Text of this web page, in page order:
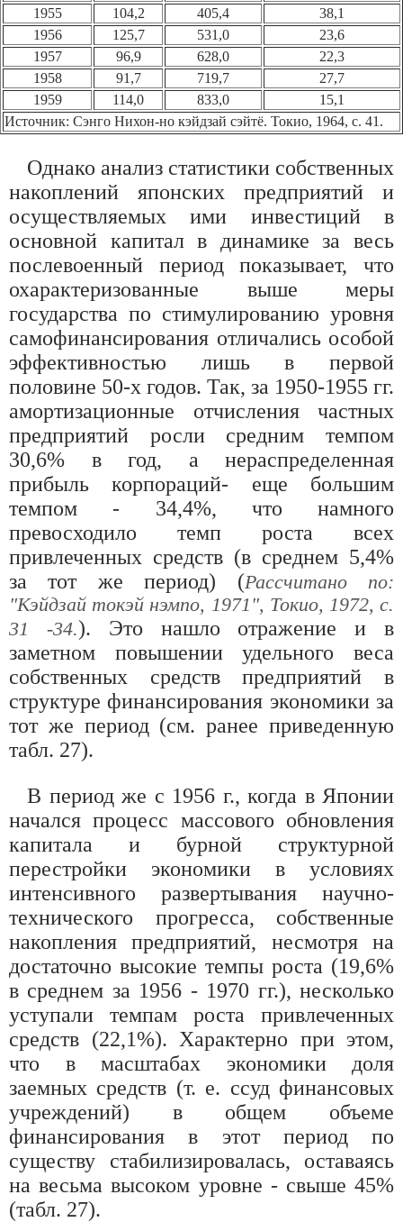
1955 104,2 405,4
38,1
1956
125,7 531,0
23,6
1957
96,9 628,0
22,3
1958
91,7 719,7
27,7
1959
114,0 833,0
15,1
Источник: Сэнго Нихон-но кэйдзай сэйтё. Токио, 1964, с. 41.
Однако анализ статистики собственных
накоплений японских предприятий и
осуществляемых ими инвестиций в
основной капитал в динамике за весь
послевоенный период показывает, что
охарактеризованные выше меры
государства по стимулированию уровня
самофинансирования отличались особой
эффективностью лишь в первой
половине 50-х годов. Так, за 1950-1955 гг.
амортизационные отчисления частных
предприятий росли средним темпом
30,6% в год, а нераспределенная
прибыль корпораций- еще большим
темпом - 34,4%, что намного
превосходило темп роста всех
привлеченных средств (в среднем 5,4%
за тот же период) (Рассчитано по:
"Кэйдзай токэй нэмпо, 1971", Токио, 1972, с.
31 -34.). Это нашло отражение и в
заметном повышении удельного веса
собственных средств предприятий в
структуре финансирования экономики за
тот же период (см. ранее приведенную
табл. 27).
В период же с 1956 г., когда в Японии
начался процесс массового обновления
капитала и бурной структурной
перестройки экономики в условиях
интенсивного развертывания научно-
технического прогресса, собственные
накопления предприятий, несмотря на
достаточно высокие темпы роста (19,6%
в среднем за 1956 - 1970 гг.), несколько
уступали темпам роста привлеченных
средств (22,1%). Характерно при этом,
что в масштабах экономики доля
заемных средств (т. е. ссуд финансовых
учреждений) в общем объеме
финансирования в этот период по
существу стабилизировалась, оставаясь
на весьма высоком уровне - свыше 45%
(табл. 27).